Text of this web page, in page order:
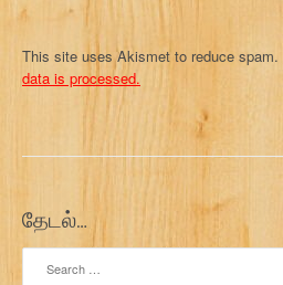
This site uses Akismet to reduce spam.
data is processed.
தேடல்…